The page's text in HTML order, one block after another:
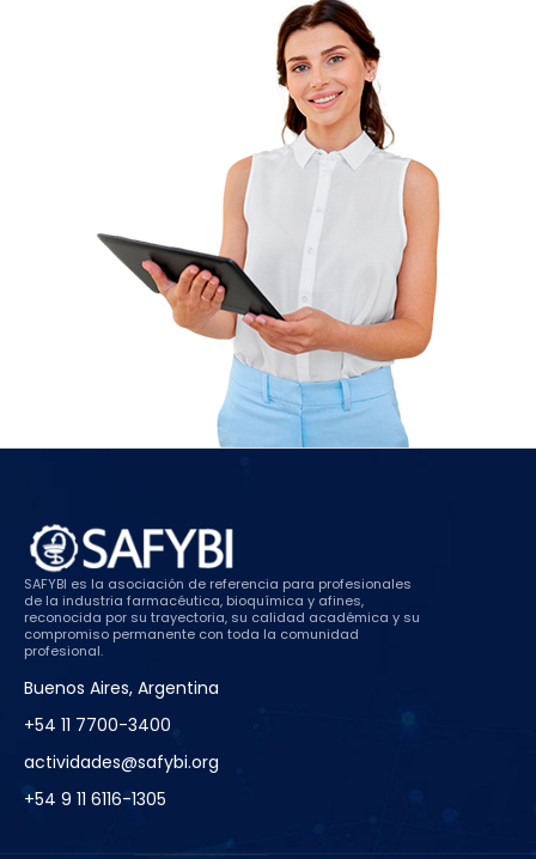
SAFYBI es la asociación de referencia para profesionales
de la industria farmacéutica, bioquímica y afines,
reconocida por su trayectoria, su calidad académica y su
compromiso permanente con toda la comunidad
profesional.
Buenos Aires, Argentina
+54 11 7700-3400
actividades@safybi.org
+54 9 11 6116-1305